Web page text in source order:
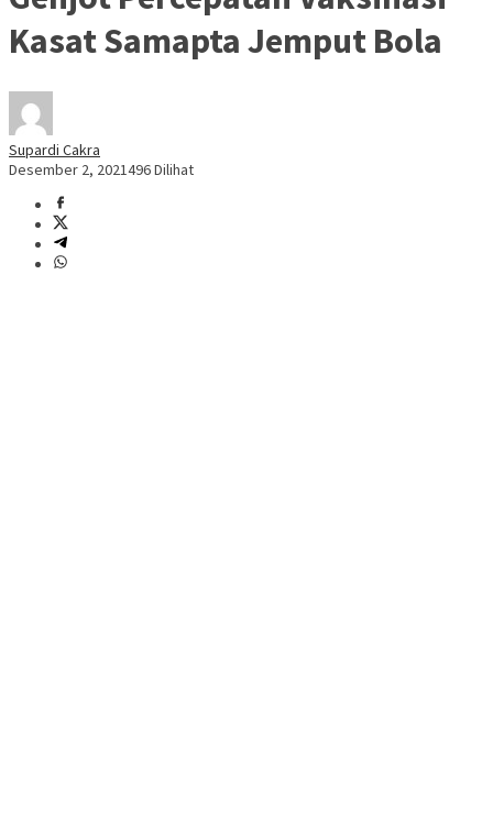
Kasat Samapta Jemput Bola
Supardi Cakra
Desember 2, 2021496 Dilihat